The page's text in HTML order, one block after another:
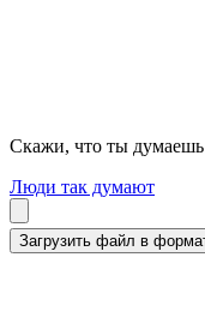
Скажи, что ты думаешь
Люди так думают